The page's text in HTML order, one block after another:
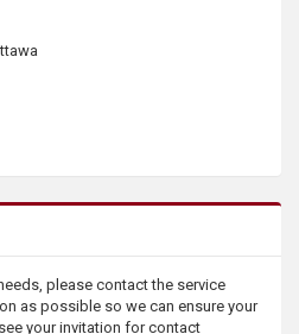
please contact the service
as possible so we can ensure your
your invitation for contact